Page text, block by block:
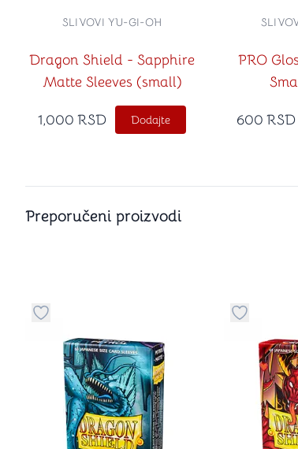
Dragon Shield - Sapphire
Matte Sleeves (small)
SLIVOVI YU-GI-OH
1,000 RSD Dodajte
PRO
600 RSD
Preporučeni proizvodi
Dugme za dodavanje stvari u kategorijuDugme